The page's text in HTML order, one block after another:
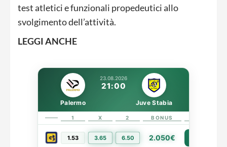
test atletici e funzionali propedeutici allo
svolgimento dell’attività.
LEGGI ANCHE
23.08.2026
21:00
Palermo Juve Stabia
1 X 2 BONUS
1.53 3.65 6.50 2.050€